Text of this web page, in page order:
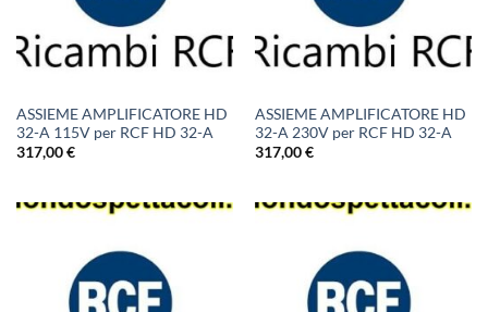
ASSIEME AMPLIFICATORE HD
32-A 115V per RCF HD 32-A
317,00€
ASSIEME AMPLIFICATORE HD
32-A 230V per RCF HD 32-A
317,00€